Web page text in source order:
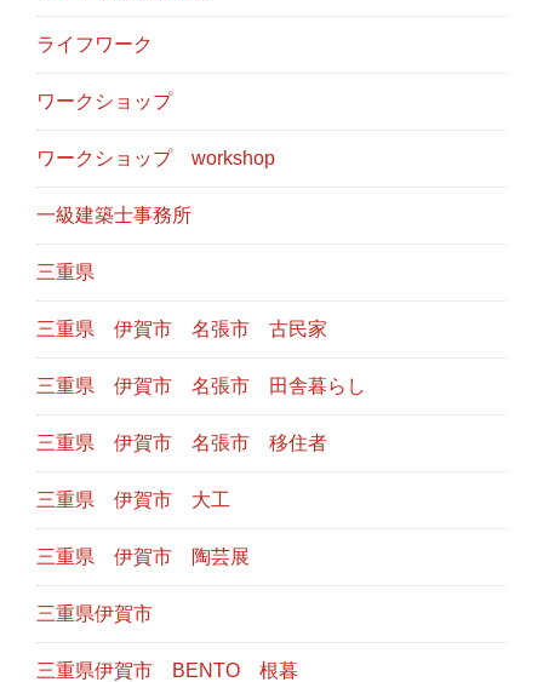
ライフワーク
ワークショップ
ワークショップ workshop
一級建築士事務所
三重県
三重県 伊賀市 名張市 古民家
三重県 伊賀市 名張市 田舎暮らし
三重県 伊賀市 名張市 移住者
三重県 伊賀市 大工
三重県 伊賀市 陶芸展
三重県伊賀市
三重県伊賀市 BENTO 根暮